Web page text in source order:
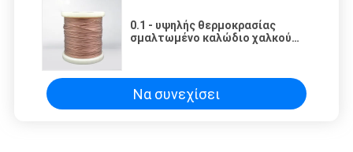
0.1 - υψηλής θερμοκρασίας
σμαλτωμένο καλώδιο χαλκού
Να συνεχίσει